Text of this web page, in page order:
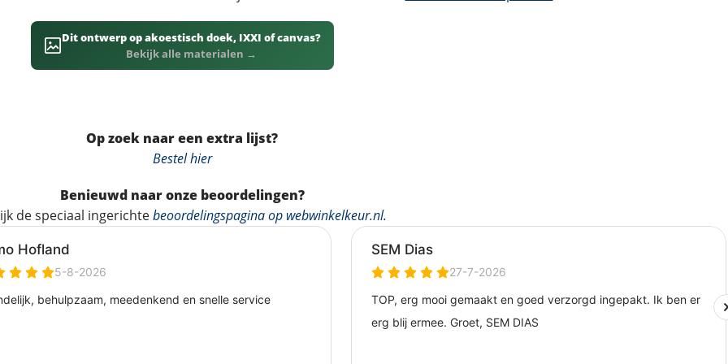
Dit ontwerp op akoestisch doek, IXXI of canvas?
Bekijk alle materialen →
Op zoek naar een extra lijst?
Bestel hier
Benieuwd naar onze beoordelingen?
de speciaal ingerichtebeoordelingspagina op webwinkelkeur.nl.